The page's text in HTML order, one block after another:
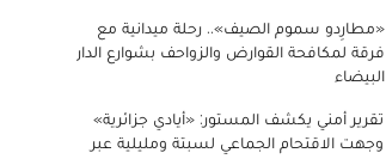
«مطارِدو سموم الصيف».. رحلة ميدانية مع
فرقة لمكافحة القوارض والزواحف بشوارع الدار
البيضاء
تقرير أمني يكشف المستور: «أيادي جزائرية»
وجهت الاقتحام الجماعي لسبتة ومليلية عبر